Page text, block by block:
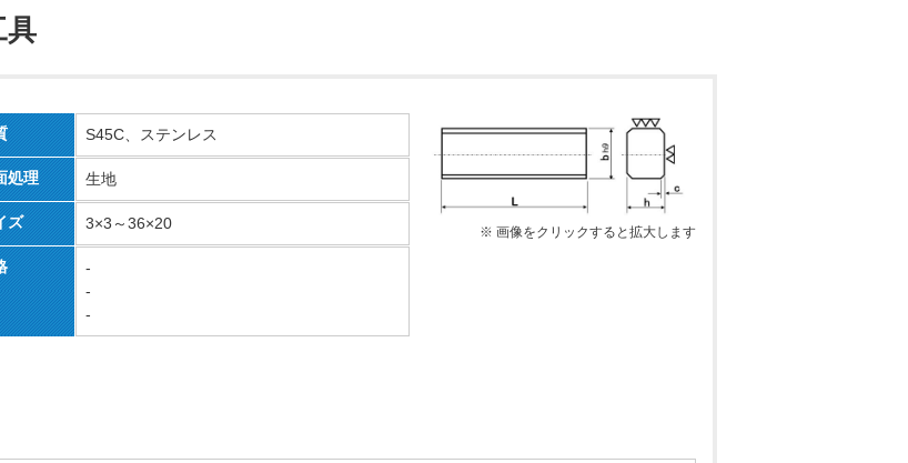
具
S45C、ステンレス
処理 生地
ズ 3×3～36×20
-
-
-
※ 画像をクリックすると拡大します